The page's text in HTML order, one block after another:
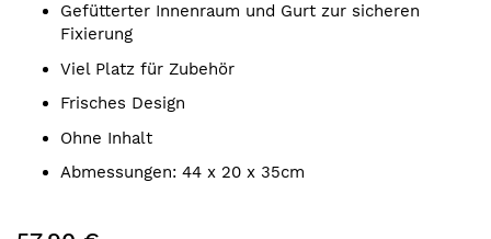
Gefütterter Innenraum und Gurt zur sicheren
Fixierung
Viel Platz für Zubehör
Frisches Design
Ohne Inhalt
Abmessungen: 44 x 20 x 35cm